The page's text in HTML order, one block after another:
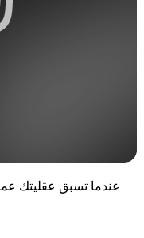
عندما تسبق عقليتك